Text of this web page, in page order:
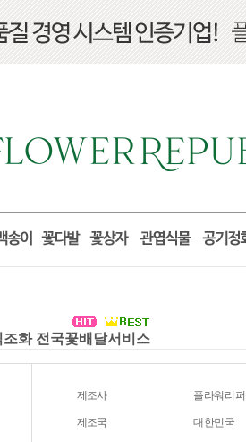
화 전국꽃배달서비스
제조사 플라워리
제조국 대한민국